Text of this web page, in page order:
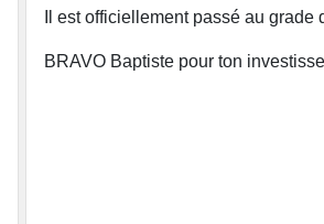
Il est officiellement passé au
BRAVO Baptiste pour ton